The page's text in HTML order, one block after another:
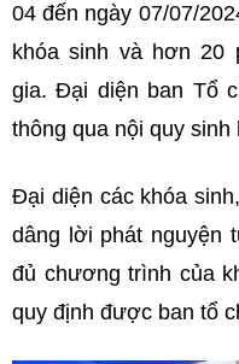
04 đến ngày 07/07/
khóa sinh và hơn 20
gia. Đại diện ban Tổ
thông qua nội quy sinh
Đại diện các khóa
dâng lời phát nguyện
đủ chương trình của
quy định được ban tổ